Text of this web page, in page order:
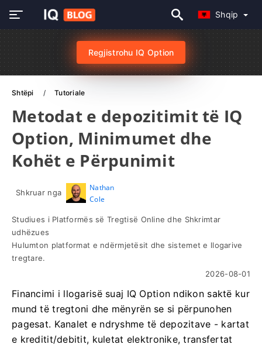
Shqip
Regjistrohu IQ Option
Shtëpi Tutoriale
Metodat e depozitimit të IQ
Option, Minimumet dhe
Kohët e Përpunimit
Shkruar nga
Nathan
Cole
Studiues i Platformës së Tregtisë Online dhe Shkrimtar
udhëzues
Hulumton platformat e ndërmjetësit dhe sistemet e llogarive
tregtare.
2026-08-01
Financimi i llogarisë suaj IQ Option ndikon saktë kur
mund të tregtoni dhe mënyrën se si përpunohen
pagesat. Kanalet e ndryshme të depozitave - kartat
e kreditit/debitit, kuletat elektronike, transfertat